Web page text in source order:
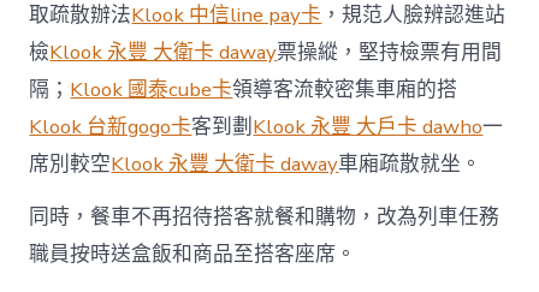
取疏散辦法Klook 中信line pay卡 ，規范人臉辨認進站
檢Klook 永豐 大衛卡 daway票操縱，堅持檢票有用間
隔； Klook 國泰cube卡領導客流較密集車廂的搭
Klook 台新gogo卡客到劃Klook 永豐 大戶卡 dawho一
席別較空Klook 永豐 大衛卡 daway車廂疏散就坐。
同時，餐車不再招待搭客就餐和購物，改為列車任務
職員按時送盒飯和商品至搭客座席。